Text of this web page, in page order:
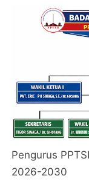
Pengurus
2026-2030